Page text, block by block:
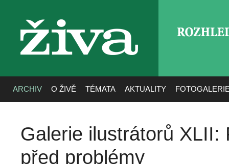
živa
ARCHIV O ŽIVĚ TÉMATA AKTUALITY
Galerie ilustrátorů
před problémy